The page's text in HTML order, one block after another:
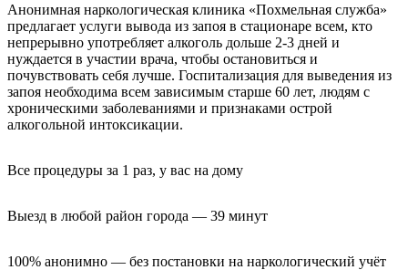
Анонимная наркологическая клиника «Похмельная служба»
предлагает услуги вывода из запоя в стационаре всем, кто
непрерывно употребляет алкоголь дольше 2-3 дней и
нуждается в участии врача, чтобы остановиться и
почувствовать себя лучше. Госпитализация для выведения из
запоя необходима всем зависимым старше 60 лет, людям с
хроническими заболеваниями и признаками острой
алкогольной интоксикации.
Все процедуры за 1 раз, у вас на дому
Выезд в любой район города — 39 минут
100% анонимно — без постановки на наркологический учёт